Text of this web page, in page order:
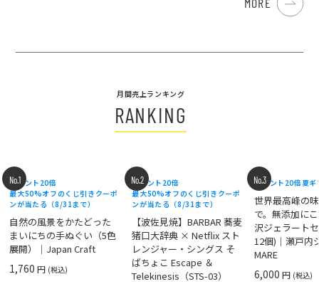
月間売上ランキング
RANKING
No.1
ポイント20倍
最大50%オフのくじ引きクーポ
ンが当たる（8/31まで）
自然の風景をかたどった
まいにちの手ぬぐい（5色
展開）｜Japan Craft
1,760円 (税込)
No.2
ポイント20倍
最大50%オフのくじ引きクーポ
ンが当たる（8/31まで）
【波佐見焼】BARBAR 蕎麦
猪口大辞典 × Netflix スト
レンジャー・シングス そ
ばちょこ Escape ＆
Telekinesis（STS-03）
No.3
ポイント20倍 夏
世界最高峰の
で。無添加に
沢ジェラート
12個)｜瀬戸内
MARE
6,000円 (税込)